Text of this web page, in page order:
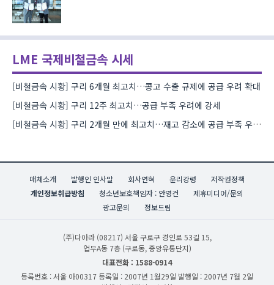
LME 국제비철금속 시세
[비철금속 시황] 구리 6개월 최고치…콩고 수출 규제에 공급 우려 확대
[비철금속 시황] 구리 12주 최고치…공급 부족 우려에 강세
[비철금속 시황] 구리 2개월 만에 최고치…재고 감소에 공급 부족 우려 확대
매체소개 발행인 인사말 회사연혁 윤리강령
저작권정책
개인정보취급방침
청소년보호책임자 : 안영건
제휴미디어/문의
광고문의
정보드림
(주)다아라 (08217) 서울 구로구 경인로 53길 15,
업무A동 7층 (구로동, 중앙유통단지)
대표전화 : 1588-0914
등록번호 : 서울 아00317 등록일 : 2007년 1월29일 발행일 : 2007년 7월 2일